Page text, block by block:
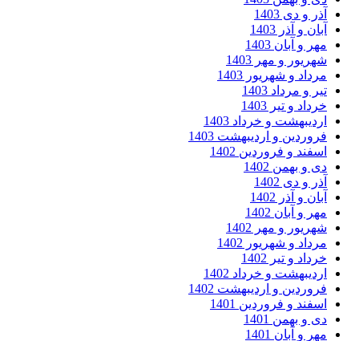
و دی 1403
و آذر 1403
و آبان 1403
و مهر 1403
و شهریور 1403
و مرداد 1403
و تیر 1403
و خرداد 1403
و اردیبهشت 1403
و فروردین 1402
و بهمن 1402
و دی 1402
و آذر 1402
و آبان 1402
و مهر 1402
و شهریور 1402
و تیر 1402
و خرداد 1402
و اردیبهشت 1402
و فروردین 1401
و بهمن 1401
و آبان 1401